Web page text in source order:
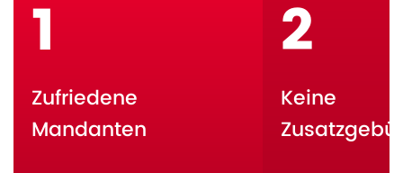
1
Zufriedene
Mandanten
2
Keine